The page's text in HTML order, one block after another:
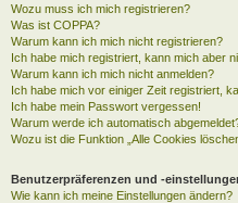
Wozu muss ich mich registrieren?
Was ist COPPA?
Warum kann ich mich nicht registrieren?
Ich habe mich registriert, kann mich aber
Warum kann ich mich nicht anmelden?
Ich habe mich vor einiger Zeit registriert,
Ich habe mein Passwort vergessen!
Warum werde ich automatisch
Wozu ist die Funktion „Alle Cookies
Benutzerpräferenzen und -
Wie kann ich meine Einstellungen ändern?